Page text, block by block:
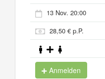
13 Nov. 20:00
28,50 € p.P.
Anmelden